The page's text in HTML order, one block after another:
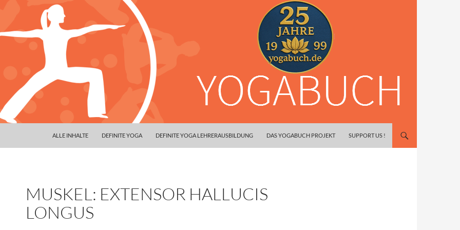
ALLE INHALTE DEFINITE YOGA DEFINITE YOGA LEHRERAUSBILDUNG DAS YOGABUCH PROJEKT SUPPORT US !
MUSKEL: EXTENSOR HALLUCIS
LONGUS